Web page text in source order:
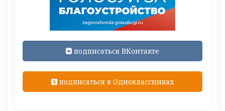
подписаться ВКонтакте
подписаться в Одноклассниках